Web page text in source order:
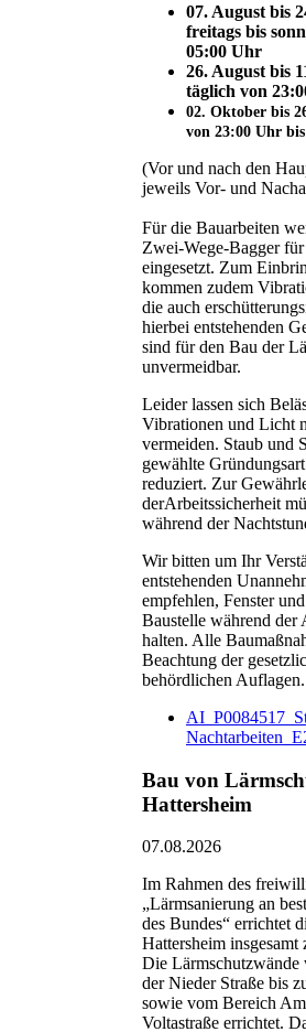
07. August bis
freitags bis
05:00 Uhr
26. August bis
täglich von
02. Oktober bis
von 23:00 Uhr
(Vor und nach den
jeweils Vor- und
Für die Bauarbeiten
Zwei-Wege-Bagger
eingesetzt. Zum
kommen zudem
die auch
hierbei entstehenden
sind für den Bau der
unvermeidbar.
Leider lassen sich
Vibrationen und Licht
vermeiden. Staub und
gewählte
reduziert. Zur
derArbeitssicherheit
während der
Wir bitten um Ihr
entstehenden
empfehlen, Fenster
Baustelle während der
halten. Alle
Beachtung der
behördlichen Auflagen.
Bau von
Hattersheim
07.08.2026
Im Rahmen des
„Lärmsanierung an
des Bundes“ errichtet
Hattersheim
Die Lärmschutzwände
der Nieder Straße bis
sowie vom Bereich
Voltastraße errichtet.